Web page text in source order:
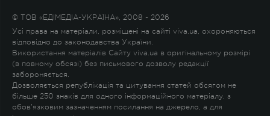
© ТОВ «ЕДІМЕДІА-УКРАЇНА», 2008 - 2026
Усі права на матеріали, розміщені на сайті viva.ua, охороняються
відповідно до законодавства України.
Використання матеріалів Сайту viva.ua в оригінальному розмірі
(в повному обсязі) без письмового дозволу редакції
забороняється.
Дозволяється републікація та цитування статей обсягом не
більше 250 знаків для одного інформаційного матеріалу, з
обов'язковим зазначенням посилання на джерело, а для